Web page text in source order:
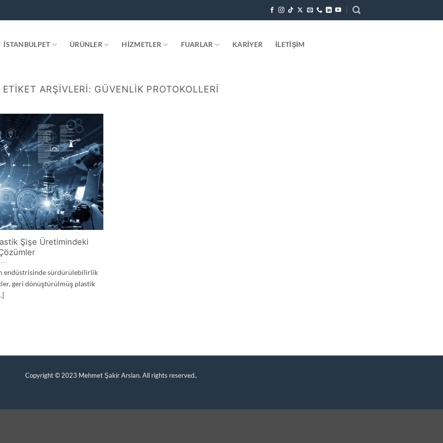
İSTANBULPET ÜRÜNLER HIZMETLER FUARLAR KARIYER İLETIŞIM
ETIKET ARŞIVLERI: GÜVENLIK PROTOKOLLERI
Şişe Üretimindeki
endüstrisinde sürdürülebilirlik
geri dönüştürülmüş plastik
Copyright © 2023 Mehmet Şakir Arslan. All rights reserved..